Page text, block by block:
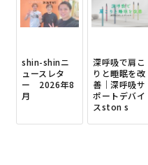
shin-shinニ
ュースレタ
ー 2026年8
月
深呼吸で肩こ
りと睡眠を改
善｜深呼吸サ
ポートデバイ
スston s